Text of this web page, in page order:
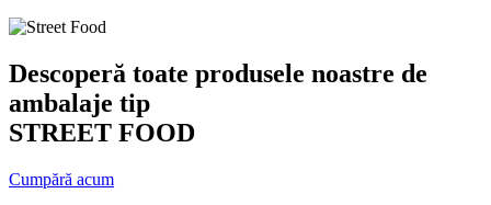
Descoperă toate produsele noastre de
ambalaje tip
STREET FOOD
Cumpără acum